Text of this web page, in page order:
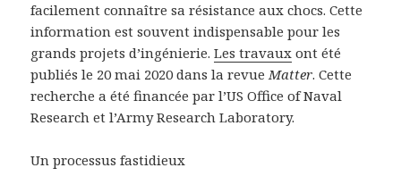
facilement connaître sa résistance aux chocs. Cette
information est souvent indispensable pour les
grands projets d’ingénierie.Les travaux ont été
publiés le 20 mai 2020 dans la revueMatter. Cette
recherche a été financée par l’US Office of Naval
Research et l’Army Research Laboratory.
Un processus fastidieux